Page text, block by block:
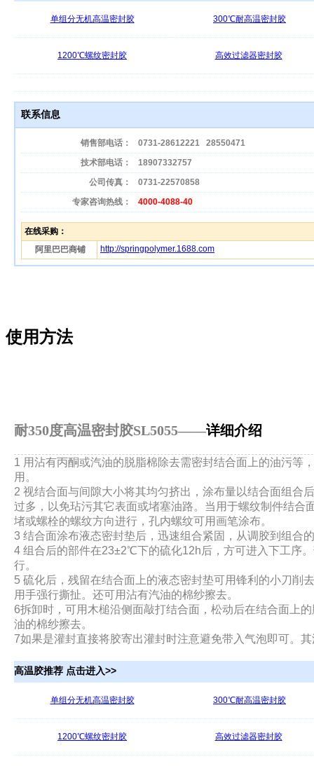
单组分无机高温密封胶 300℃耐高温密封胶
1200℃螺纹密封胶 高效过滤器密封胶
联系信息
销售部电话： 0731-28612221
28550471
技术部电话：
18907332757
公司传真：
0731-22570858
专家咨询热线：
4000-4088-40
在线采购：
阿里巴巴商铺
http://springpolymer.1688.com
使用方法
耐350度高温密封胶SL5055——详细介绍
1 用沾有丙酮或汽油的脱脂棉除去需密封结合面上的油污
用。
2 视结合面与间隙大小将其均匀挤出，涂布量以结合面组合
过多，以免玷污其它表面或堵塞油路。当用于螺纹制件结合
堵或螺栓的螺纹方向进行，孔内螺纹可用画笔涂布。
3 结合面涂布液态密封垫后，迅速组合紧固，从调胶到组合
4 组合后的部件在23±2℃下的硫化12h后，方可进入下工序
行。
5 硫化后，残留在结合面上的液态密封垫可用锋利的小刀削
用手强行撕扯。还可用沾有汽油的棉纱擦去。
6拆卸时，可用木槌沿侧面敲打结合面，松动后在结合面上
油的棉纱擦去。
7如果是灌封直接将胶寄出灌封时注意避免带入气泡即可。
高温胶推荐 点击进入>>
单组分无机高温密封胶 300℃耐高温密封胶
1200℃螺纹密封胶 高效过滤器密封胶